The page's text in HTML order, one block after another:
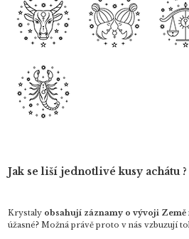
Jak se liší jednotlivé kusy achátu ?
Krystaly obsahují záznamy o vývoji
úžasné? Možná právě proto v nás vzbuzují